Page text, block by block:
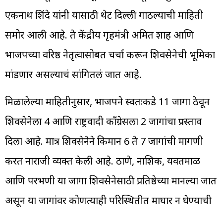
एकनाथ शिंदे यांनी यासाठी थेट दिल्ली गाठल्याची माहिती
समोर आली आहे. ते केंद्रीय गृहमंत्री अमित शाह आणि
भाजपच्या वरिष्ठ नेतृत्वासोबत चर्चा करून शिवसेनेची भूमिका
मांडणार असल्याचं सांगितलं जात आहे.
मिळालेल्या माहितीनुसार, भाजपने स्वतःकडे 11 जागा ठेवून
शिवसेनेला 4 आणि राष्ट्रवादी काँग्रेसला 2 जागांचा प्रस्ताव
दिला आहे. मात्र शिवसेनेने किमान 6 ते 7 जागांची मागणी
करत नाराजी व्यक्त केली आहे. ठाणे, नाशिक, यवतमाळ
आणि परभणी या जागा शिवसेनेसाठी प्रतिष्ठेच्या मानल्या जात
असून या जागांवर कोणत्याही परिस्थितीत माघार न घेण्याची